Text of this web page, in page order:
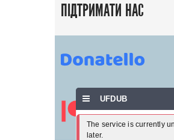
ПІДТРИМАТИ НАС
UFDUB
The service is currently
later.